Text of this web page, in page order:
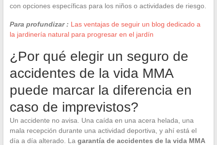
con opciones específicas para los niños o actividades de riesgo.
Para profundizar : Las ventajas de seguir un blog dedicado a
la jardinería natural para progresar en el jardín
¿Por qué elegir un seguro de
accidentes de la vida MMA
puede marcar la diferencia en
caso de imprevistos?
Un accidente no avisa. Una caída en una acera helada, una
mala recepción durante una actividad deportiva, y ahí está el
día a día alterado. La garantía de accidentes de la vida MMA